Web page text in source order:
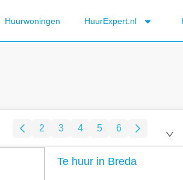
Huurwoningen HuurExpert.nl
2 3 4 5 6
Te huur in Breda